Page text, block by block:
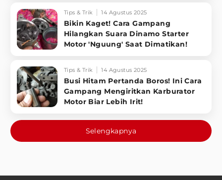
Tips & Trik 14 Agustus 2025
Bikin Kaget! Cara Gampang
Hilangkan Suara Dinamo Starter
Motor 'Nguung' Saat Dimatikan!
Tips & Trik 14 Agustus 2025
Busi Hitam Pertanda Boros! Ini Cara
Gampang Mengiritkan Karburator
Motor Biar Lebih Irit!
Selengkapnya